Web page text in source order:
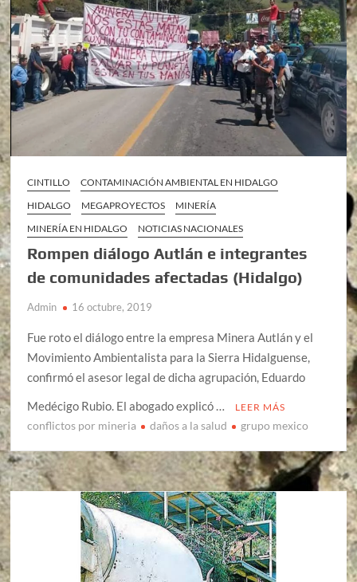
CINTILLO
CONTAMINACIÓN AMBIENTAL EN HIDALGO
HIDALGO
MEGAPROYECTOS
MINERÍA
MINERÍA EN HIDALGO
NOTICIAS NACIONALES
Rompen diálogo Autlán e integrantes
de comunidades afectadas (Hidalgo)
Admin 16 octubre, 2019
Fue roto el diálogo entre la empresa Minera Autlán y el
Movimiento Ambientalista para la Sierra Hidalguense,
confirmó el asesor legal de dicha agrupación, Eduardo
Medécigo Rubio. El abogado explicó …
LEER MÁS
conflictos por mineria daños a la salud grupo mexico